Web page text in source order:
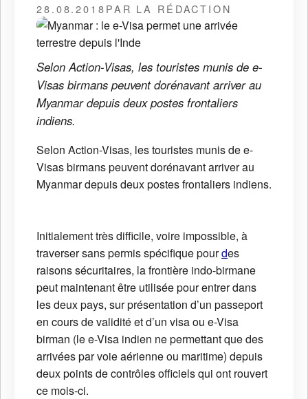
28.08.2018PAR LA RÉDACTION
Selon Action-Visas, les touristes munis de e-
Visas birmans peuvent dorénavant arriver au
Myanmar depuis deux postes frontaliers
indiens.
Selon Action-Visas, les touristes munis de e-
Visas birmans peuvent dorénavant arriver au
Myanmar depuis deux postes frontaliers indiens.
Initialement très difficile, voire impossible, à
traverser sans permis spécifique pourdes
raisons sécuritaires, la frontière indo-birmane
peut maintenant être utilisée pour entrer dans
les deux pays, sur présentation d’un passeport
en cours de validité et d’un visa ou e-Visa
birman (le e-Visa indien ne permettant que des
arrivées par voie aérienne ou maritime) depuis
deux points de contrôles officiels qui ont rouvert
ce mois-ci.